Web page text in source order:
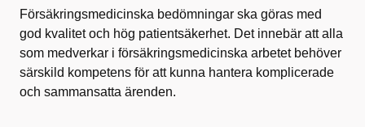
Försäkringsmedicinska bedömningar ska göras med
god kvalitet och hög patientsäkerhet. Det innebär att alla
som medverkar i försäkringsmedicinska arbetet behöver
särskild kompetens för att kunna hantera komplicerade
och sammansatta ärenden.